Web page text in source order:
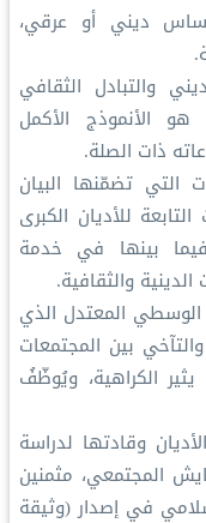
ديني أو عرقي،
والتبادل الثقافي
هو الأنموذج الأكمل
ذات الصلة.
التي تضمّنها البيان
للأديان الكبرى
بينها في خدمة
والثقافية.
المعتدل الذي
بين المجتمعات
الكراهية، ويُوظّفُ
وقادتها لدراسة
المجتمعي، مثمنين
في إصدار (وثيقة